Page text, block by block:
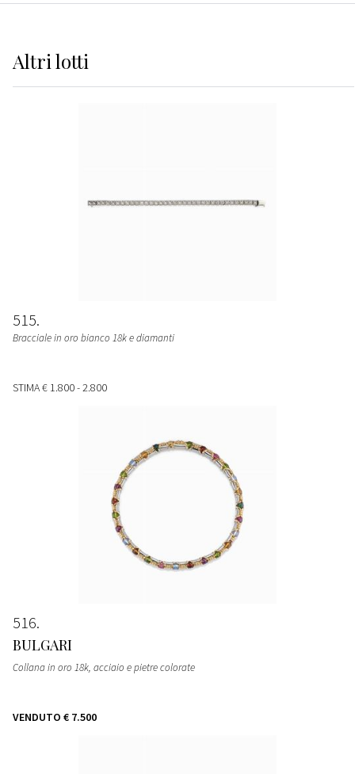
Altrilotti
515
Bracciale in oro bianco 18k e diamanti
STIMA€ 1.800 - 2.800
516
BULGARI
Collana in oro 18k, acciaio e pietre colorate
VENDUTO € 7.500